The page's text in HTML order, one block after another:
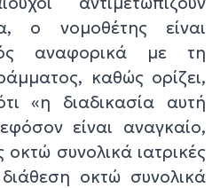
ο νομοθέτης είναι
αναφορικά με τη
καθώς ορίζει,
«η διαδικασία αυτή
είναι αναγκαίο,
οκτώ συνολικά ιατρικές
οκτώ συνολικά